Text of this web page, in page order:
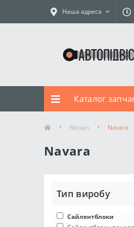
Наша адреса
Каталог
Nissan Navara
Navara
Тип виробу
Сайлентблоки